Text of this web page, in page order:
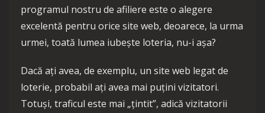
programul nostru de afiliere este o alegere
excelentă pentru orice site web, deoarece, la urma
urmei, toată lumea iubește loteria, nu-i așa?
Dacă ați avea, de exemplu, un site web legat de
loterie, probabil ați avea mai puțini vizitatori.
Totuși, traficul este mai „țintit”, adică vizitatorii